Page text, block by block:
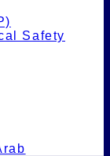
Safety